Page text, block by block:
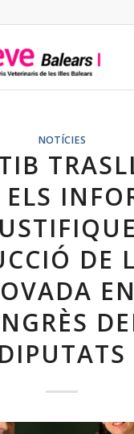
NOTÍCIES
DE
DIPUTATS